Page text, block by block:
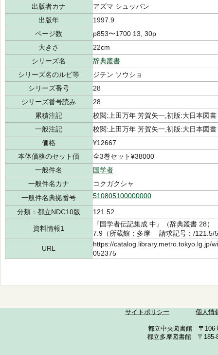
出版者カナ
アズマ シュッパン
出版年
1997.9
ページ数
p853〜1700 13, 30p
大きさ
22cm
シリーズ名
辞典叢書
シリーズ名のルビ等
ジテン ソウショ
シリーズ番号
28
シリーズ番号読み
28
累積注記
校閲:上田万年 芳賀矢一,初版:大日本図
一般注記
校閲:上田万年 芳賀矢一,初版:大日本図
価格
¥12667
本体価格のセット価
全3巻セット¥38000
一般件名
国学者
一般件名カナ
コクガクシャ
一般件名典拠番号
510805100000000
分類：都立NDC10版 121.52
資料情報1
『国学者伝記集成 中』（辞典叢書
7.9（所蔵館：多摩 請求記号：/
URL
https://catalog.library.metro.tokyo.lg.jp/
052375
サイトポリシー 個人情
都立中央図書館 〒
都立多摩図書館 〒185-